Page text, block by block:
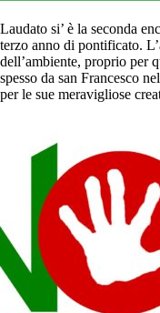
Laudato si’ è la seconda
terzo anno di pontificato.
dell’ambiente, proprio per
spesso da san Francesco
per le sue meravigliose